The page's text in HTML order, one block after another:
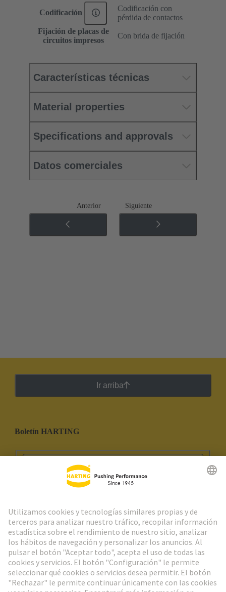
Codificación
Codificación con
pérdida de contactos
Fijación de placas de
circuitos impresos
Con brida de fijación
Características técnicas
Material properties
Specifications and approvals
Datos comerciales
Anterior Siguiente
Ir arriba
Boletín HARTING
Ir al registro
Social Media